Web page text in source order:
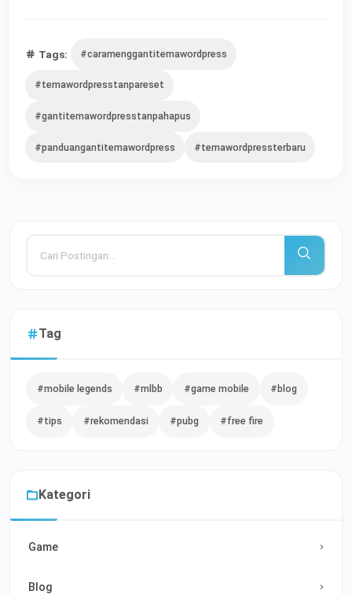
Tags: #caramenggantitemawordpress
#temawordpresstanpareset
#gantitemawordpresstanpahapus
#panduangantitemawordpress #temawordpressterbaru
Tag
#mobile legends #mlbb #game mobile #blog
#tips #rekomendasi #pubg #free fire
Kategori
Game
Blog